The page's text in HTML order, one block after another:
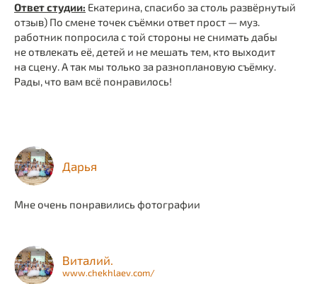
Ответ студии: Екатерина, спасибо за столь развёрнутый
отзыв) По смене точек съёмки ответ прост — муз.
работник попросила с той стороны не снимать дабы
не отвлекать её, детей и не мешать тем, кто выходит
на сцену. А так мы только за разноплановую съёмку.
Рады, что вам всё понравилось!
Дарья
Мне очень понравились фотографии
Виталий.
www.chekhlaev.com/